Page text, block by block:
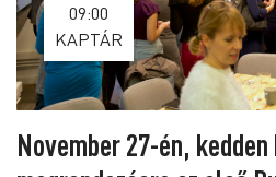
09:00
KAPTÁR
November 27-én,